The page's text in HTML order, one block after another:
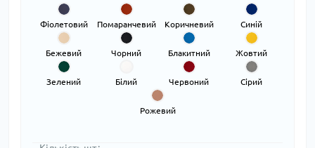
Фіолетовий Помаранчевий Коричневий Синій
Бежевий Чорний Блакитний Жовтий
Зелений Білий Червоний Сірий
Рожевий